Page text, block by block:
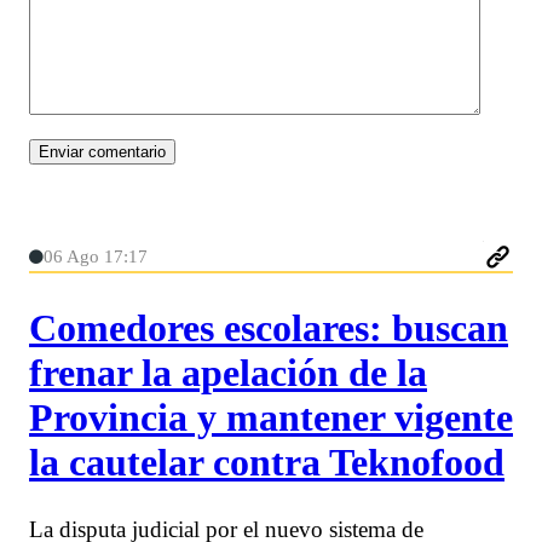
06 Ago 17:17
Comedores escolares: buscan
frenar la apelación de la
Provincia y mantener vigente
la cautelar contra Teknofood
La disputa judicial por el nuevo sistema de